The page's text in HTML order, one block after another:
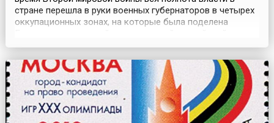
стране перешла в руки военных губернаторов в четырех
оккупационных зонах, на которые была поделена
французской. Начало «холодной войны», растущая
невозможным воссоздание единого германского
государства. Поэтом...